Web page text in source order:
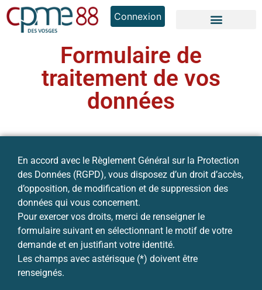
Connexion
Formulaire de
traitement de vos
données
En accord avec le Règlement Général sur la Protection
des Données (RGPD), vous disposez d’un droit d’accès,
d’opposition, de modification et de suppression des
données qui vous concernent.
Pour exercer vos droits, merci de renseigner le
formulaire suivant en sélectionnant le motif de votre
demande et en justifiant votre identité.
Les champs avec astérisque (*) doivent être
renseignés.